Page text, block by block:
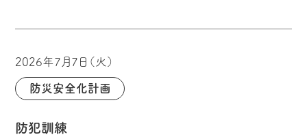
2026年7月7日（火）
防災安全化計画
防犯訓練